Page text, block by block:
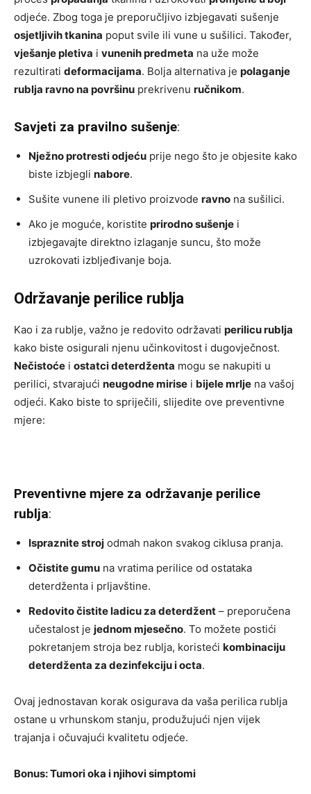
odjeće. Zbog toga je preporučljivo izbjegavati sušenje
osjetljivih tkanina poput svile ili vune u sušilici. Također,
vješanje pletiva i vunenih predmeta na uže može
rezultirati deformacijama. Bolja alternativa je polaganje
rublja ravno na površinu prekrivenu ručnikom.
Savjeti za pravilno sušenje:
Nježno protresti odjeću prije nego što je objesite kako
biste izbjegli nabore.
Sušite vunene ili pletivo proizvode ravno na sušilici.
Ako je moguće, koristite prirodno sušenje i
izbjegavajte direktno izlaganje suncu, što može
uzrokovati izbljeđivanje boja.
Održavanje perilice rublja
Kao i za rublje, važno je redovito održavati perilicu rublja
kako biste osigurali njenu učinkovitost i dugovječnost.
Nečistoće i ostatci deterdženta mogu se nakupiti u
perilici, stvarajući neugodne mirise i bijele mrlje na vašoj
odjeći. Kako biste to spriječili, slijedite ove preventivne
mjere:
Preventivne mjere za održavanje perilice
rublja:
Ispraznite stroj odmah nakon svakog ciklusa pranja.
Očistite gumu na vratima perilice od ostataka
deterdženta i prljavštine.
Redovito čistite ladicu za deterdžent – preporučena
učestalost je jednom mjesečno. To možete postići
pokretanjem stroja bez rublja, koristeći kombinaciju
deterdženta za dezinfekciju i octa.
Ovaj jednostavan korak osigurava da vaša perilica rublja
ostane u vrhunskom stanju, produžujući njen vijek
trajanja i očuvajući kvalitetu odjeće.
Bonus: Tumori oka i njihovi simptomi